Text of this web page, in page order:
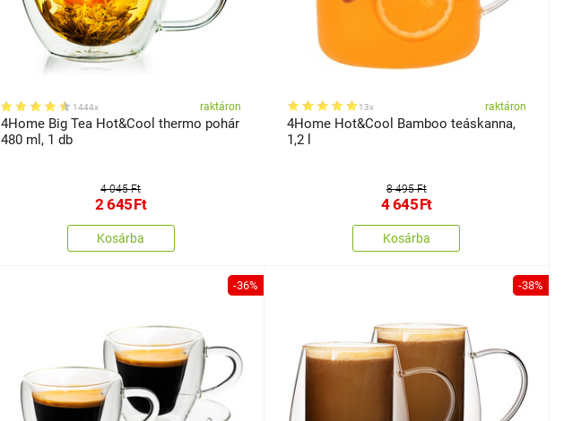
1444x raktáron
4Home Big Tea Hot&Cool thermo pohár
480 ml, 1 db
4 045 Ft
2 645Ft
Kosárba
13x raktáron
4Home Hot&Cool Bamboo teáskanna,
1,2 l
8 495 Ft
4 645Ft
Kosárba
-36% -38%